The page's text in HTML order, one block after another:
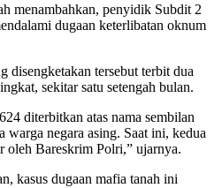
menambahkan, penyidik Subdit 2
dugaan keterlibatan oknum
disengketakan tersebut terbit dua
sekitar satu setengah bulan.
diterbitkan atas nama sembilan
warga negara asing. Saat ini, kedua
oleh Bareskrim Polri,” ujarnya.
kasus dugaan mafia tanah ini